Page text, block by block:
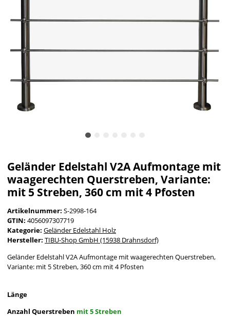
Geländer Edelstahl V2A Aufmontage mit
waagerechten Querstreben, Variante:
mit 5 Streben, 360 cm mit 4 Pfosten
Artikelnummer: S-2998-164
GTIN: 4056097307719
Kategorie: Geländer Edelstahl Holz
Hersteller: TIBU-Shop GmbH (15938 Drahnsdorf)
Geländer Edelstahl V2A Aufmontage mit waagerechten Querstreben,
Variante: mit 5 Streben, 360 cm mit 4 Pfosten
Länge
Anzahl Querstreben mit 5 Streben